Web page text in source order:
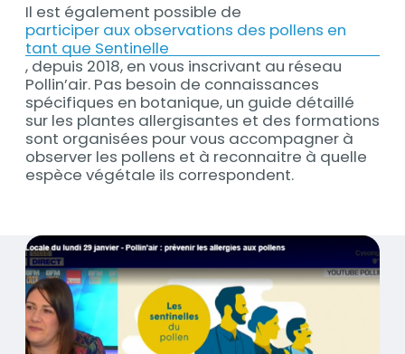
Contenu
Il est également possible de
participer aux observations des pollens en
tant que Sentinelle
, depuis 2018, en vous inscrivant au réseau
Pollin’air. Pas besoin de connaissances
spécifiques en botanique, un guide détaillé
sur les plantes allergisantes et des formations
sont organisées pour vous accompagner à
observer les pollens et à reconnaitre à quelle
espèce végétale ils correspondent.
Contenu
Titre
Pollin'air : prévenir les allergies aux pollens